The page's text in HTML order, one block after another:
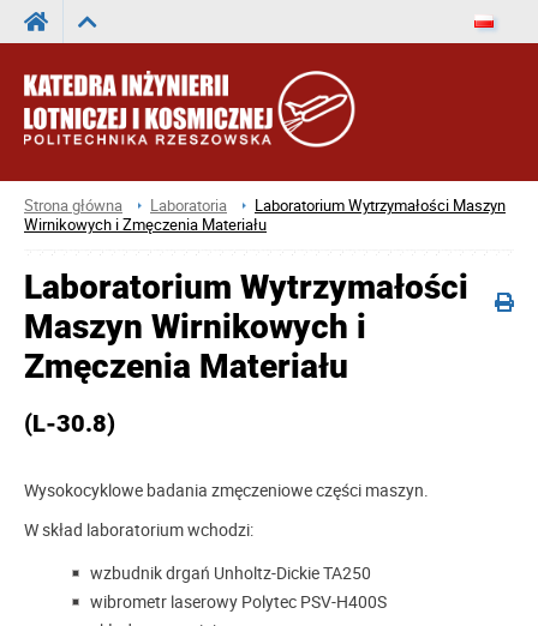
Strona główna Laboratoria
Laboratorium Wytrzymałości Maszyn
Wirnikowych i Zmęczenia Materiału
Laboratorium Wytrzymałości
Maszyn Wirnikowych i
Zmęczenia Materiału
(L-30.8)
Wysokocyklowe badania zmęczeniowe części maszyn.
W skład laboratorium wchodzi:
wzbudnik drgań Unholtz-Dickie TA250
wibrometr laserowy Polytec PSV-H400S